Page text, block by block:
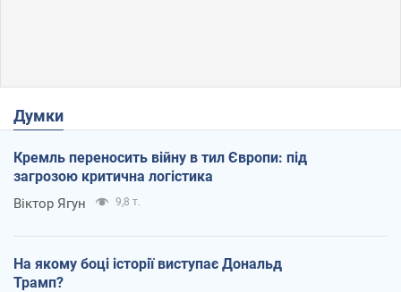
Думки
Кремль переносить війну в тил Європи: під
загрозою критична логістика
Віктор Ягун 9,8 т.
На якому боці історії виступає Дональд
Трамп?